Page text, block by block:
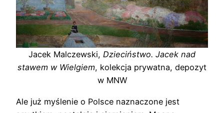
Jacek Malczewski, Dzieciństwo. Jacek nad
stawem w Wielgiem, kolekcja prywatna, depozyt
w MNW
Ale już myślenie o Polsce naznaczone jest